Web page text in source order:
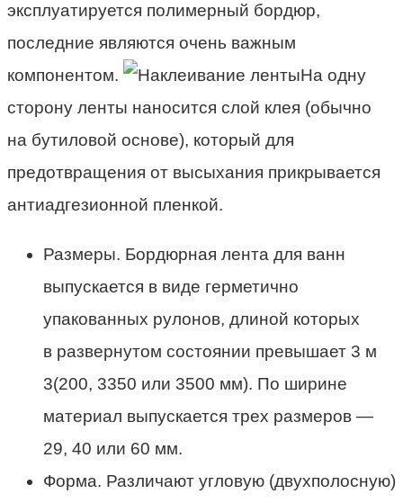
эксплуатируется полимерный бордюр,
последние являются очень важным
компонентом.
На одну
сторону ленты наносится слой клея (обычно
на бутиловой основе), который для
предотвращения от высыхания прикрывается
антиадгезионной пленкой.
Размеры. Бордюрная лента для ванн
выпускается в виде герметично
упакованных рулонов, длиной которых
в развернутом состоянии превышает 3 м
3(200, 3350 или 3500 мм). По ширине
материал выпускается трех размеров —
29, 40 или 60 мм.
Форма. Различают угловую (двухполосную)